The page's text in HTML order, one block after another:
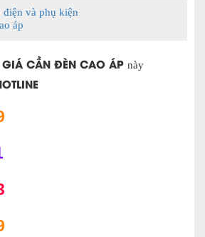
điện và phụ kiện
áp
CẦN ĐÈN CAO ÁP này